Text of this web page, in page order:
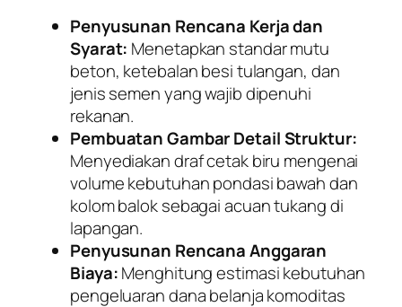
Penyusunan Rencana Kerja dan
Syarat: Menetapkan standar mutu
beton, ketebalan besi tulangan, dan
jenis semen yang wajib dipenuhi
rekanan.
Pembuatan Gambar Detail Struktur:
Menyediakan draf cetak biru mengenai
volume kebutuhan pondasi bawah dan
kolom balok sebagai acuan tukang di
lapangan.
Penyusunan Rencana Anggaran
Biaya:Menghitung estimasi kebutuhan
pengeluaran dana belanja komoditas